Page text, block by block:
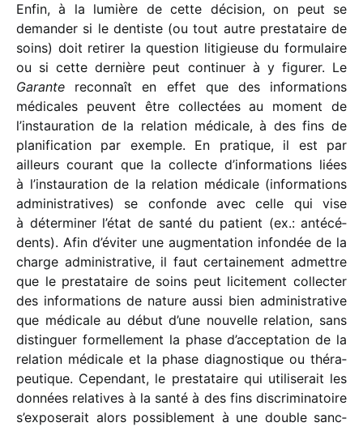
Enfin, à la lumière de cette déci­sion, on peut se
deman­der si le dentiste (ou tout autre pres­ta­taire de
soins) doit reti­rer la ques­tion liti­gieuse du formu­laire
ou si cette dernière peut conti­nuer à y figu­rer. Le
Garante recon­naît en effet que des infor­ma­tions
médi­cales peuvent être collec­tées au moment de
l’ins­tau­ra­tion de la rela­tion médi­cale, à des fins de
plani­fi­ca­tion par exemple. En pratique, il est par
ailleurs courant que la collecte d’in­for­ma­tions liées
à l’ins­tau­ra­tion de la rela­tion médi­cale (infor­ma­tions
admi­nis­tra­tives) se confonde avec celle qui vise
à déter­mi­ner l’état de santé du patient (ex.: anté­cé­
dents). Afin d’évi­ter une augmen­ta­tion infon­dée de la
charge admi­nis­tra­tive, il faut certai­ne­ment admettre
que le pres­ta­taire de soins peut lici­te­ment collec­ter
des infor­ma­tions de nature aussi bien admi­nis­tra­tive
que médi­cale au début d’une nouvelle rela­tion, sans
distin­guer formel­le­ment la phase d’ac­cep­ta­tion de la
rela­tion médi­cale et la phase diag­nos­tique ou théra­
peu­tique. Cependant, le pres­ta­taire qui utili­se­rait les
données rela­tives à la santé à des fins discri­mi­na­toire
s’ex­po­se­rait alors possi­ble­ment à une double sanc­